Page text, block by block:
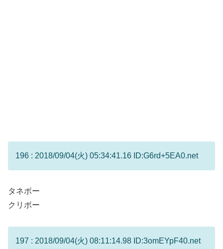
196 : 2018/09/04(火) 05:34:41.16 ID:G6rd+5EA0.net
タネボー
クリボー
197 : 2018/09/04(火) 08:11:14.98 ID:3omEYpF40.net